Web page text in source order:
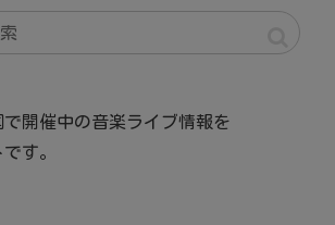
で開催中の音楽ライブ情報を
す。